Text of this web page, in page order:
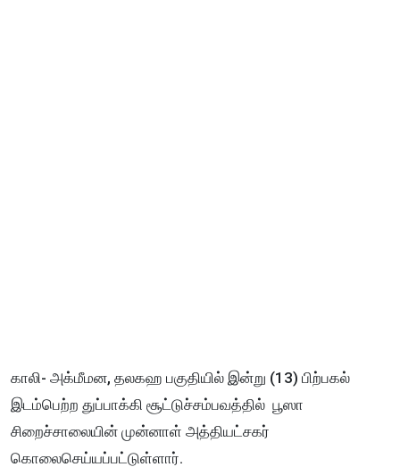
காலி- அக்மீமன, தலகஹ பகுதியில் இன்று (13) பிற்பகல்
இடம்பெற்ற துப்பாக்கி சூட்டுச்சம்பவத்தில் பூஸா
சிறைச்சாலையின் முன்னாள் அத்தியட்சகர்
கொலைசெய்யப்பட்டுள்ளார்.